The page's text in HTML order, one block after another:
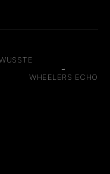
→
WHEELERS ECHO